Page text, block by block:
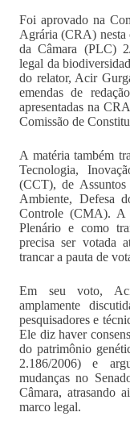
Foi aprovado na
Agrária (CRA) nesta
da Câmara (PLC)
legal da
do relator, Acir
emendas de
apresentadas na
Comissão de
A matéria também
Tecnologia,
(CCT), de
Ambiente, Defesa
Controle (CMA). A
Plenário e como
precisa ser votada
trancar a pauta de
Em seu voto,
amplamente
pesquisadores e
Ele diz haver
do patrimônio
2.186/2006) e
mudanças no
Câmara, atrasando
marco legal.